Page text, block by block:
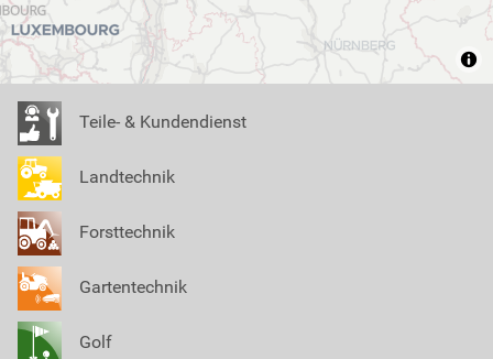
Teile- & Kundendienst
Landtechnik
Forsttechnik
Gartentechnik
Golf